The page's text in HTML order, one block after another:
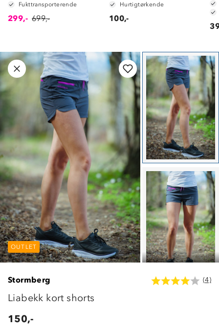
Fukttransporterende
299,- 699,-
Hurtigtørkende
100,-
OUTLET OUTLET
OUTLET
Stormberg (4)
Liabekk kort shorts
150,-